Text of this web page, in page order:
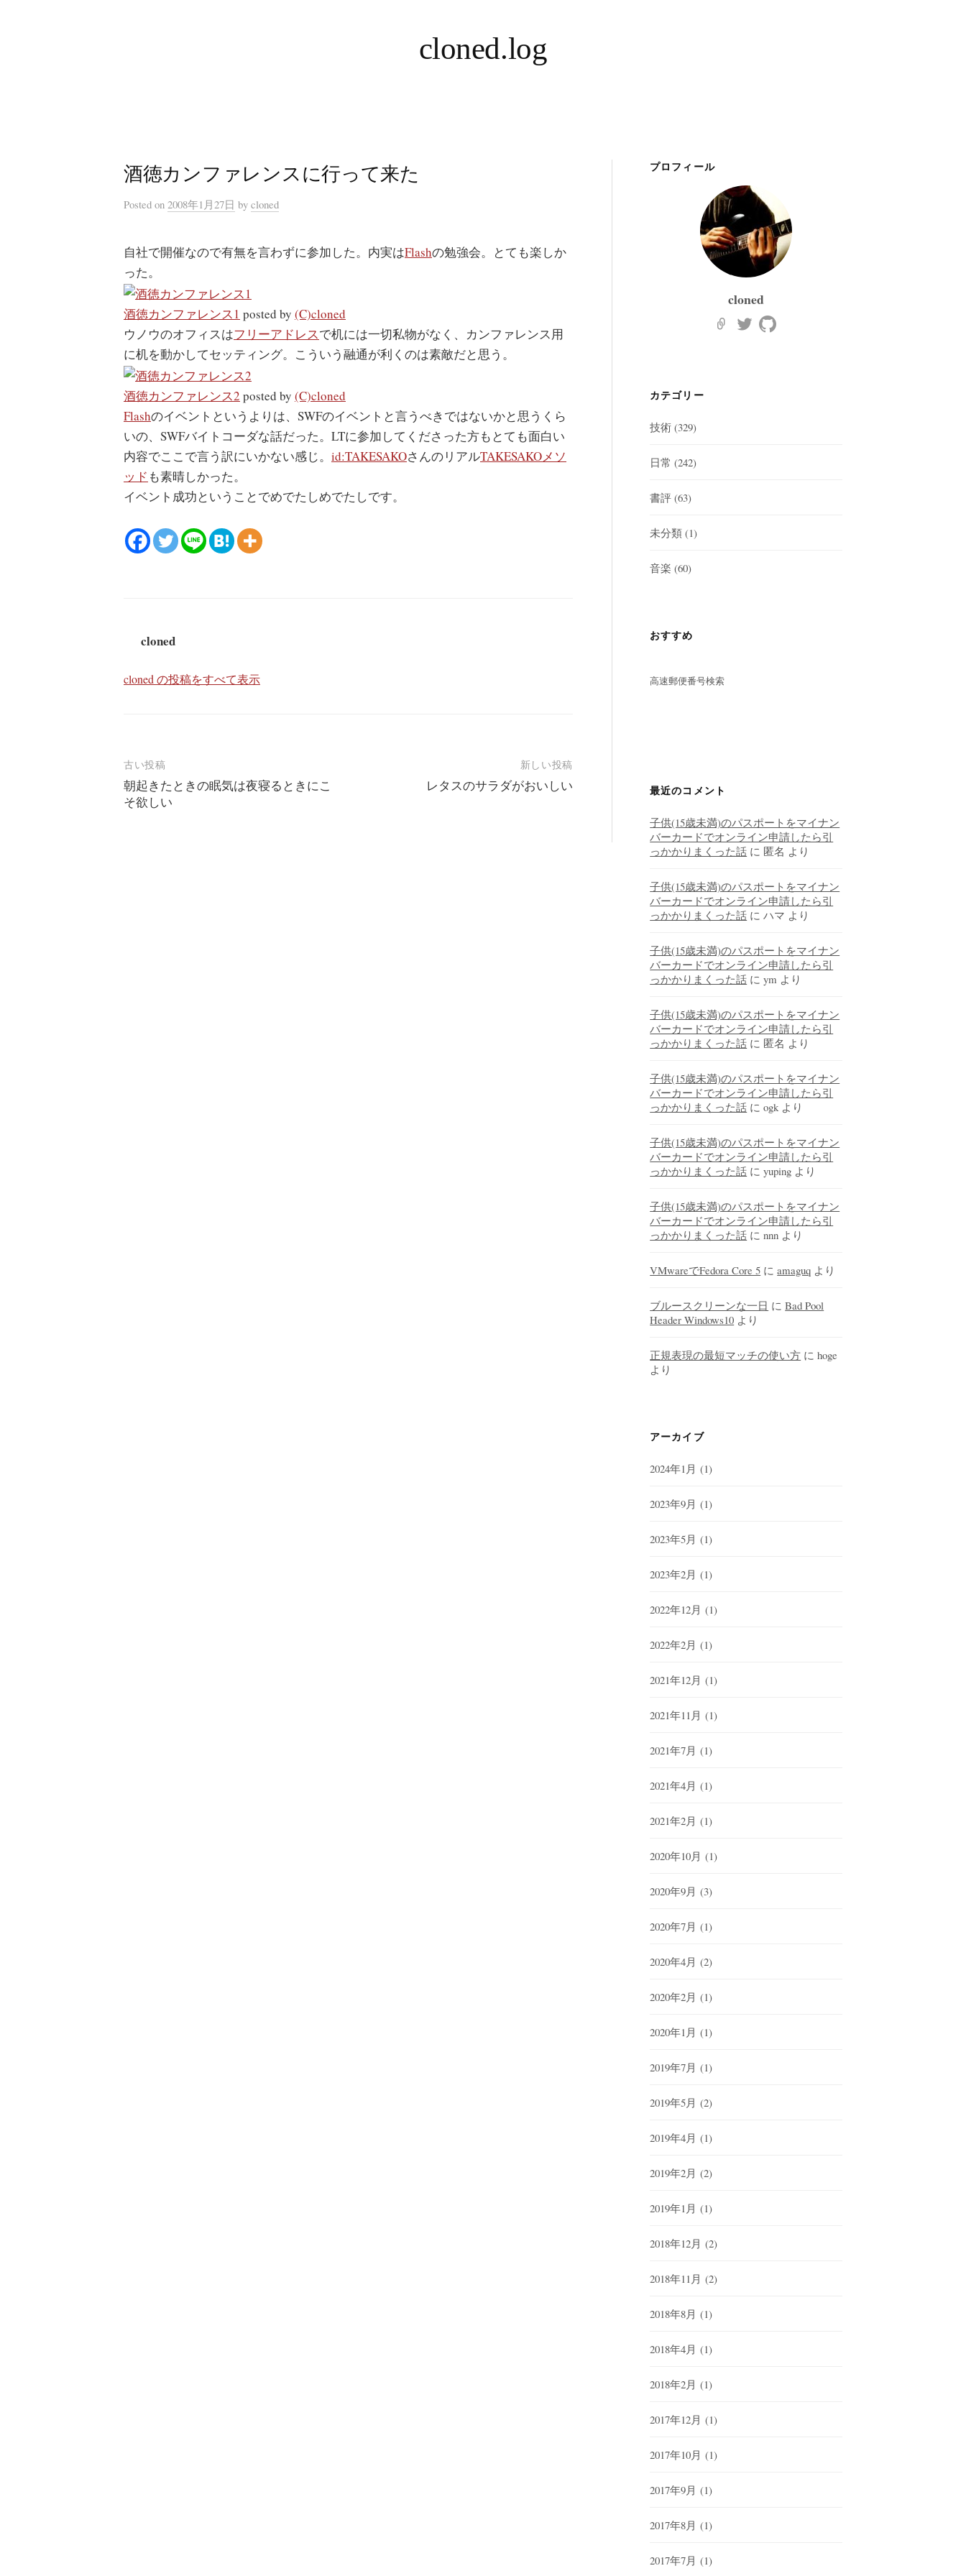
ッ
cloned.log
酒徳カンファレンスに行って来た
Posted on 2008年1月27日 by cloned
自社で開催なので有無を言わずに参加した。内実はFlashの勉強会。とても楽しか
った。
酒徳カンファレンス1 posted by (C)cloned
ウノウのオフィスはフリーアドレスで机には一切私物がなく、カンファレンス用
に机を動かしてセッティング。こういう融通が利くのは素敵だと思う。
酒徳カンファレンス2 posted by (C)cloned
Flashのイベントというよりは、SWFのイベントと言うべきではないかと思うくら
いの、SWFバイトコーダな話だった。LTに参加してくださった方もとても面白い
内容でここで言う訳にいかない感じ。 id:TAKESAKOさんのリアルTAKESAKOメソ
ッド も素晴しかった。
イベント成功ということでめでたしめでたしです。
cloned
cloned の投稿をすべて表示
投
稿
ナ
古い投稿
朝起きたときの眠気は夜寝るときにこ
そ欲しい
新しい投稿
レタスのサラダがおいしい
プロフィール
cloned
カテゴリー
技術 (329)
日常 (242)
書評 (63)
未分類 (1)
音楽 (60)
おすすめ
高速郵便番号検索
最近のコメント
子供(15歳未満)のパスポートをマイナン
バーカードでオンライン申請したら引
っかかりまくった話 に 匿名 より
子供(15歳未満)のパスポートをマイナン
バーカードでオンライン申請したら引
っかかりまくった話 にハマ より
子供(15歳未満)のパスポートをマイナン
バーカードでオンライン申請したら引
っかかりまくった話 にym より
子供(15歳未満)のパスポートをマイナン
バーカードでオンライン申請したら引
っかかりまくった話 に 匿名 より
子供(15歳未満)のパスポートをマイナン
バーカードでオンライン申請したら引
っかかりまくった話 にogk より
子供(15歳未満)のパスポートをマイナン
バーカードでオンライン申請したら引
っかかりまくった話 にyuping より
子供(15歳未満)のパスポートをマイナン
バーカードでオンライン申請したら引
っかかりまくった話 にnnn より
VMwareでFedora Core 5 にamaguq より
ブルースクリーンな一日 にBad Pool
Header Windows10 より
正規表現の最短マッチの使い方 にhoge
より
アーカイブ
2024年1月 (1)
2023年9月 (1)
2023年5月 (1)
2023年2月 (1)
2022年12月 (1)
2022年2月 (1)
2021年12月 (1)
2021年11月 (1)
2021年7月 (1)
2021年4月 (1)
2021年2月 (1)
2020年10月 (1)
2020年9月 (3)
2020年7月 (1)
2020年4月 (2)
2020年2月 (1)
2020年1月 (1)
2019年7月 (1)
2019年5月 (2)
2019年4月 (1)
2019年2月 (2)
2019年1月 (1)
2018年12月 (2)
2018年11月 (2)
2018年8月 (1)
2018年4月 (1)
2018年2月 (1)
2017年12月 (1)
2017年10月 (1)
2017年9月 (1)
2017年8月 (1)
2017年7月 (1)